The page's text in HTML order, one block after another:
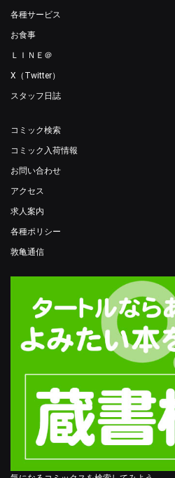
各種サービス
お食事
ＬＩＮＥ＠
X（Twitter）
スタッフ日誌
コミック検索
コミック入荷情報
お問い合わせ
アクセス
求人案内
各種ポリシー
敦亀通信